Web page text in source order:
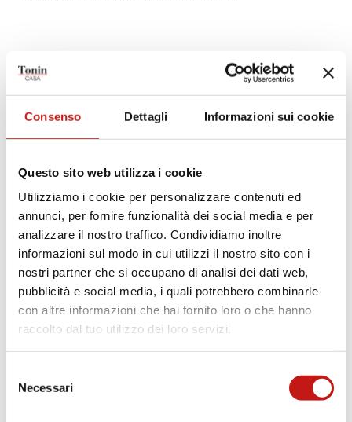
Consenso Dettagli Informazioni sui cookie
Questo sito web utilizza i cookie
Utilizziamo i cookie per personalizzare contenuti ed
annunci, per fornire funzionalità dei social media e per
analizzare il nostro traffico. Condividiamo inoltre
informazioni sul modo in cui utilizzi il nostro sito con i
nostri partner che si occupano di analisi dei dati web,
pubblicità e social media, i quali potrebbero combinarle
con altre informazioni che hai fornito loro o che hanno
raccolto dal tuo utilizzo dei loro servizi.
delNecessari
Finiture
Strutture
Specchi